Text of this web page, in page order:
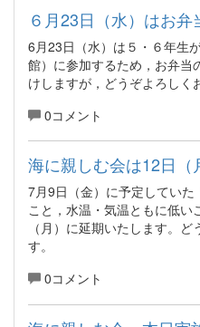
６月23日（水）はお弁
6月23日（水）は５・６年生
館）に参加するため，お弁当
けしますが，どうぞよろし
0コメント
海に親しむ会は12日（
7月9日（金）に予定してい
こと，水温・気温ともに低い
（月）に延期いたします。
す。
0コメント